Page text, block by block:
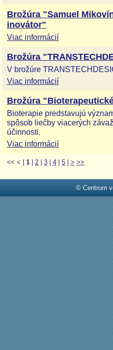
Brožúra "Samuel
inovátor"
Viac informácií
Brožúra
V brožúre
Viac informácií
Brožúra
Bioterapie predstavujú
spôsob liečby viacerých
účinnosti.
Viac informácií
<< < 1 2 3 4 5 > >>
© Centrum